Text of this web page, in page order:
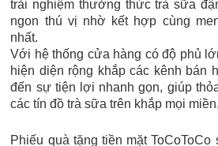
trải nghiệm thưởng thức trà sữa
ngon thú vị nhờ kết hợp cùng
nhất.
Với hệ thống cửa hàng có độ phủ
hiện diện rộng khắp các kênh bán
đến sự tiện lợi nhanh gọn, giúp
các tín đồ trà sữa trên khắp mọi miền.
Phiếu quà tặng tiền mặt